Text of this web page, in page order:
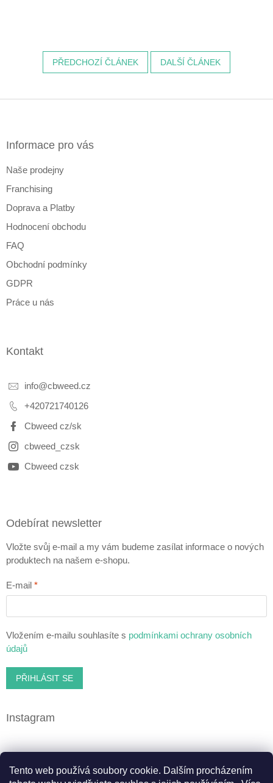
Tento web používá soubory cookie. Dalším procházením
PŘEDCHOZÍ ČLÁNEK DALŠÍ ČLÁNEK
Informace pro vás
Naše prodejny
Franchising
Doprava a Platby
Hodnocení obchodu
FAQ
Obchodní podmínky
GDPR
Práce u nás
Kontakt
info@cbweed.cz
+420721740126
Cbweed cz/sk
cbweed_czsk
Cbweed czsk
Odebírat newsletter
Vložte svůj e-mail a my vám budeme zasílat informace o nových
produktech na našem e-shopu.
E-mail
Vložením e-mailu souhlasíte s podmínkami ochrany osobních
údajů
PŘIHLÁSIT SE
Instagram
Facebook